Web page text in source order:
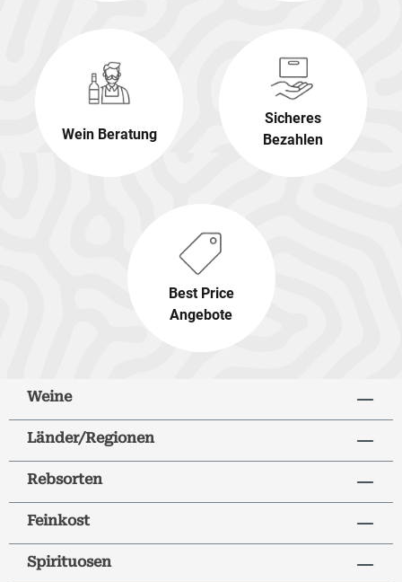
Wein Beratung
Sicheres
Bezahlen
Best Price
Angebote
Weine
Länder/Regionen
Rebsorten
Feinkost
Spirituosen